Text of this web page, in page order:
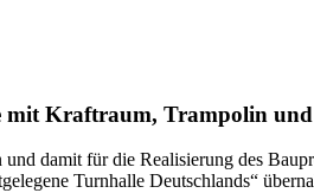
mit Kraftraum, Trampolin
damit für die Realisierung des
Turnhalle Deutschlands“